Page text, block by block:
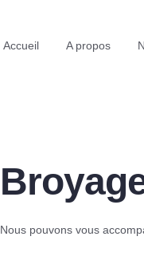
Accueil A propos
Nous pouvons vous